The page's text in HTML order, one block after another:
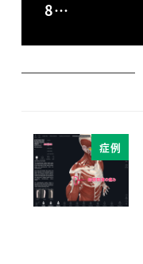
8…
症例